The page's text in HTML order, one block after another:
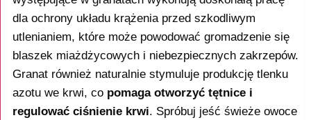
dla ochrony układu krążenia przed szkodliwym
utlenianiem, które może powodować gromadzenie się
blaszek miażdżycowych i niebezpiecznych zakrzepów.
Granat również naturalnie stymuluje produkcję tlenku
azotu we krwi, co pomaga otworzyć tętnice i
regulować ciśnienie krwi. Spróbuj jeść świeże owoce